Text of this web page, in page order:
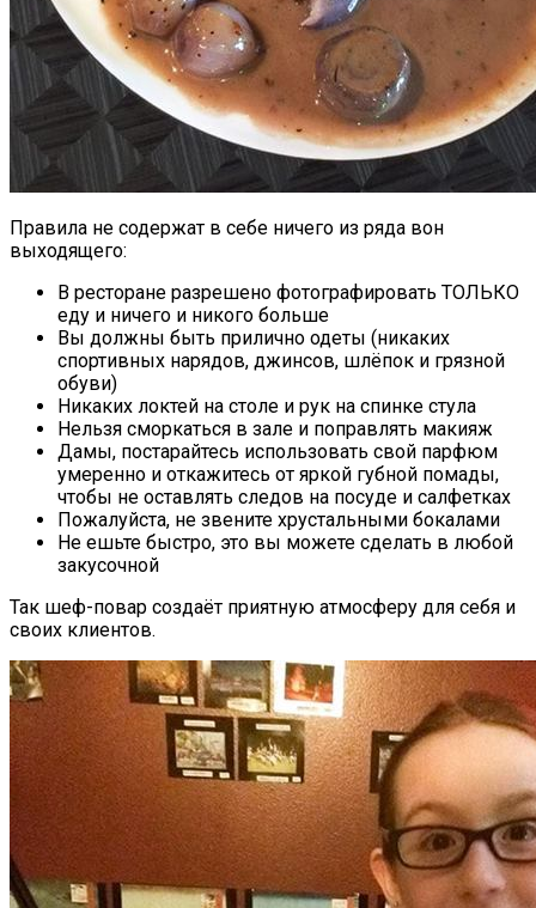
Правила не содержат в себе ничего из ряда вон
выходящего:
В ресторане разрешено фотографировать ТОЛЬКО
еду и ничего и никого больше
Вы должны быть прилично одеты (никаких
спортивных нарядов, джинсов, шлёпок и грязной
обуви)
Никаких локтей на столе и рук на спинке стула
Нельзя сморкаться в зале и поправлять макияж
Дамы, постарайтесь использовать свой парфюм
умеренно и откажитесь от яркой губной помады,
чтобы не оставлять следов на посуде и салфетках
Пожалуйста, не звените хрустальными бокалами
Не ешьте быстро, это вы можете сделать в любой
закусочной
Так шеф-повар создаёт приятную атмосферу для себя и
своих клиентов.